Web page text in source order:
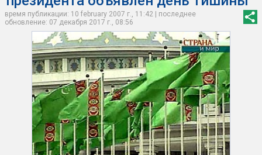
время публикации: 10 february 2007 г., 11:42 | последнее
обновление: 07 декабря 2017 г., 08:56